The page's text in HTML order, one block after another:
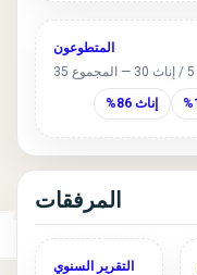
المتطوعون
إناث 86%
المرفقات
التقرير السنوي